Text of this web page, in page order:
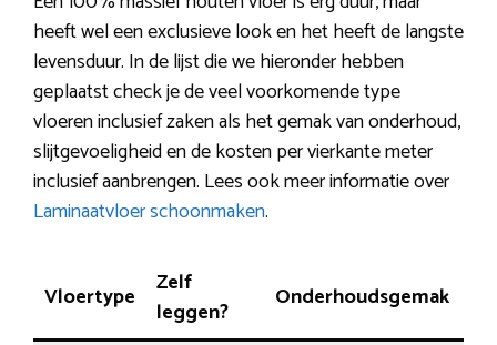
heeft wel een exclusieve look en het heeft de langste
levensduur. In de lijst die we hieronder hebben
geplaatst check je de veel voorkomende type
vloeren inclusief zaken als het gemak van onderhoud,
slijtgevoeligheid en de kosten per vierkante meter
inclusief aanbrengen. Lees ook meer informatie over
Laminaatvloer schoonmaken.
Vloertype
Zelf
leggen?
Onderhoudsgemak